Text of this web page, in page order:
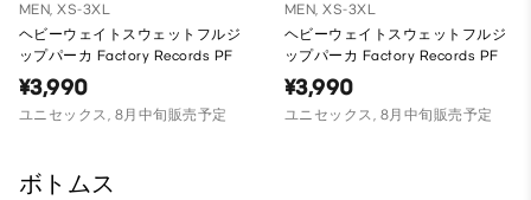
MEN, XS-3XL
ヘビーウェイトスウェットフルジ
ップパーカ Factory Records PF
¥3,990
ユニセックス, 8月中旬販売予定
MEN, XS-3XL
ヘビーウェイトスウェットフルジ
ップパーカ Factory Records PF
¥3,990
ユニセックス, 8月中旬販売予定
ボトムス